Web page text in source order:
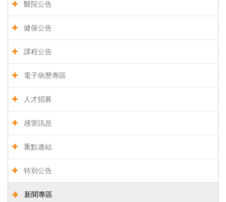
醫院公告
健保公告
課程公告
電子病歷專區
人才招募
感管訊息
重點連結
特別公告
新聞專區